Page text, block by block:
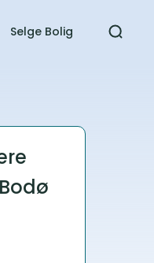
Selge Bolig